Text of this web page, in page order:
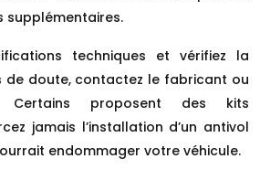
supplémentaires.
techniques et vérifiez la
de doute, contactez le fabricant ou
Certains proposent des kits
jamais l’installation d’un antivol
endommager votre véhicule.